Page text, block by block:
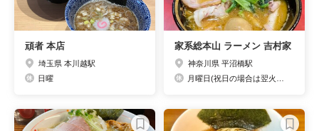
頑者 本店
埼玉県 本川越駅
日曜
家系総本山 ラーメン 吉村家
神奈川県 平沼橋駅